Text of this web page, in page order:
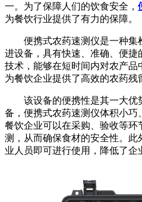
一。为了保障人们的饮食安全，
为餐饮行业提供了有力的保障。
便携式农药速测仪是一种集
进设备，具有快速、准确、便捷
技术，能够在短时间内对农产品
为餐饮企业提供了高效的农药残
该设备的便携性是其一大优
备，便携式农药速测仪体积小巧
餐饮企业可以在采购、验收等环
测，从而确保食材的安全性。
业人员即可进行使用，降低了企